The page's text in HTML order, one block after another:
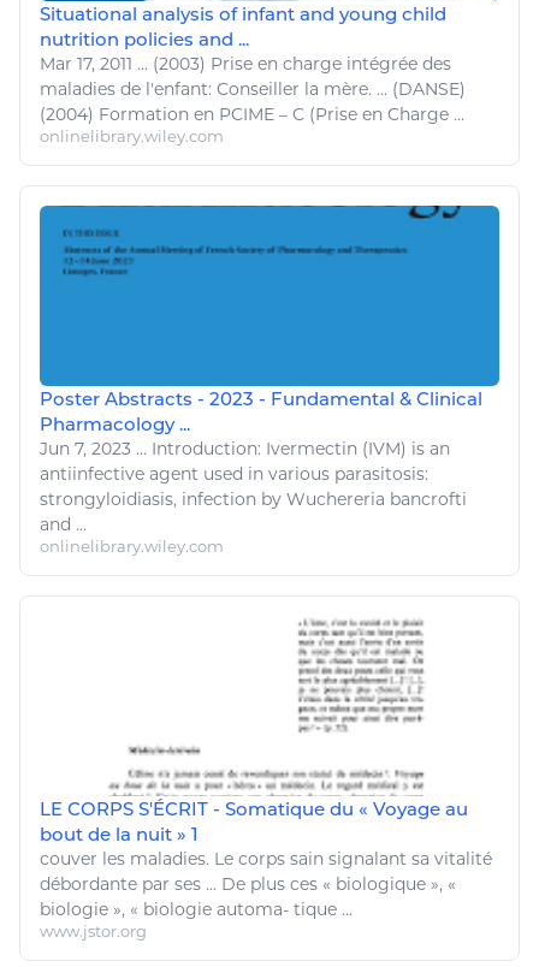
Situational analysis of infant and young child
nutrition policies and ...
Mar 17, 2011 ... (2003) Prise en charge intégrée des
maladies de l'enfant: Conseiller la mère. ... (DANSE)
(2004) Formation en PCIME – C (Prise en Charge ...
onlinelibrary.wiley.com
Poster Abstracts - 2023 - Fundamental & Clinical
Pharmacology ...
Jun 7, 2023 ... Introduction: Ivermectin (IVM) is an
antiinfective agent used in various parasitosis:
strongyloidiasis, infection by Wuchereria bancrofti
and ...
onlinelibrary.wiley.com
LE CORPS S'ÉCRIT - Somatique du « Voyage au
bout de la nuit » 1
couver les maladies. Le corps sain signalant sa vitalité
débordante par ses ... De plus ces « biologique », «
biologie », « biologie automa- tique ...
www.jstor.org